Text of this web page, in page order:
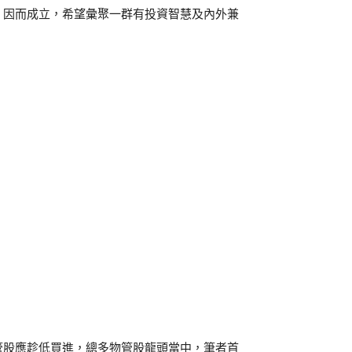
而成立，希望彙聚一群有投資智慧及內外兼
應趁低買進，總多物管股龍頭當中，筆者首